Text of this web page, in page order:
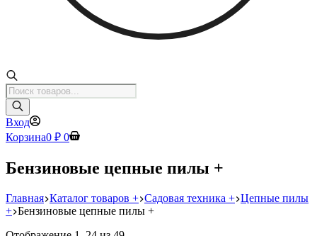
Поиск
товаров
Вход
Корзина0 ₽ 0
Бензиновые цепные пилы +
Главная Каталог товаров + Садовая техника + Цепные пилы
+ Бензиновые цепные пилы +